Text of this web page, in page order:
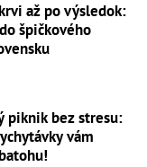
až po výsledok:
špičkového
piknik bez stresu:
vám